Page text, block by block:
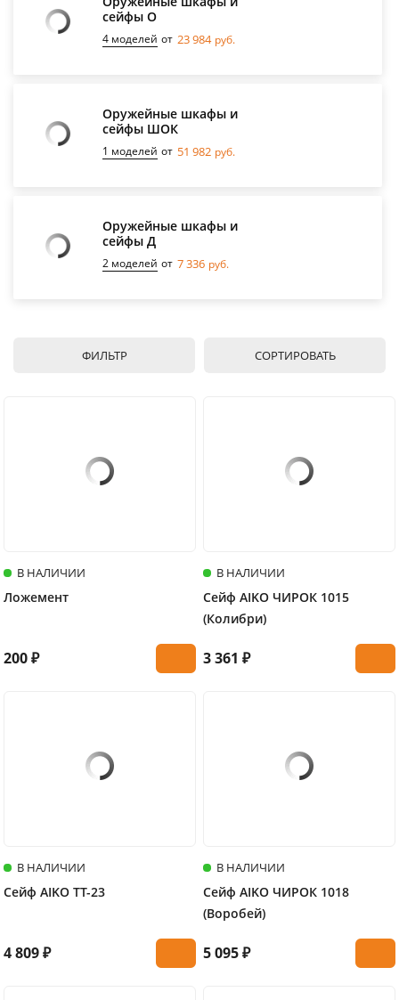
сейфы О
4 моделей от 23 984 руб.
Оружейные шкафы и
сейфы ШОК
1 моделей от 51 982 руб.
Оружейные шкафы и
сейфы Д
2 моделей от 7 336 руб.
ФИЛЬТР СОРТИРОВАТЬ
В НАЛИЧИИ
Ложемент
200 ₽
В НАЛИЧИИ
Сейф AIKO ЧИРОК 1015
(Колибри)
3 361 ₽
В НАЛИЧИИ
Сейф AIKO TT-23
4 809 ₽
В НАЛИЧИИ
Сейф AIKO ЧИРОК 1018
(Воробей)
5 095 ₽